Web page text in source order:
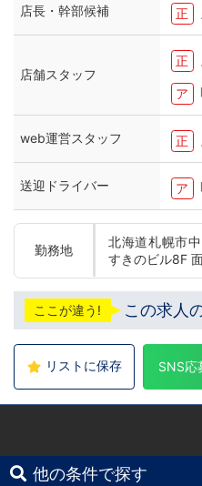
店長・幹部候補 正
店舗スタッフ
正
ア
web運営スタッフ 正
送迎ドライバー ア
勤務地
北海道札幌市
すきのビル8F 面接時にご希望の勤務地をお伺
いし、配属店
転勤についても
浦エリア：茨
駅 ■横浜エリア：神奈川県横浜市中区 ・京急
線黄金町駅、
駅、伊勢佐木
ここが違う! この求人
リストに保存 SNS応
他の条件で探す